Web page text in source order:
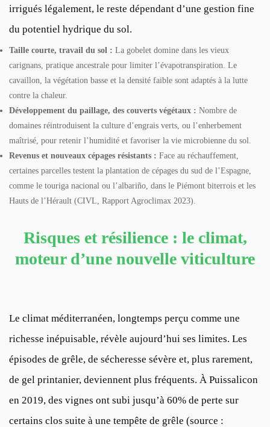
irrigués légalement, le reste dépendant d’une gestion fine
du potentiel hydrique du sol.
Taille courte, travail du sol : La gobelet domine dans les vieux
carignans, pratique ancestrale pour limiter l’évapotranspiration. Le
cavaillon, la végétation basse et la densité faible sont adaptés à la lutte
contre la chaleur.
Développement du paillage, des couverts végétaux : Nombre de
domaines réintroduisent la culture d’engrais verts, ou l’enherbement
maîtrisé, pour retenir l’humidité et favoriser la vie microbienne du sol.
Revenus et nouveaux cépages résistants : Face au réchauffement,
certaines parcelles testent la plantation de cépages du sud de l’Espagne,
comme le touriga nacional ou l’albariño, dans le Piémont biterrois et les
Hauts de l’Hérault (CIVL, Rapport Agroclimax 2023).
Risques et résilience : le climat,
moteur d’une nouvelle viticulture
Le climat méditerranéen, longtemps perçu comme une
richesse inépuisable, révèle aujourd’hui ses limites. Les
épisodes de grêle, de sécheresse sévère et, plus rarement,
de gel printanier, deviennent plus fréquents. À Puissalicon
en 2019, des vignes ont subi jusqu’à 60% de perte sur
certains clos suite à une tempête de grêle (source :